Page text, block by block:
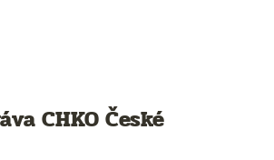
CHKO České